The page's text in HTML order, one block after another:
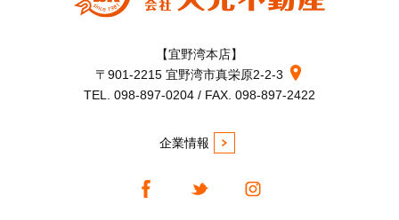
【宜野湾本店】
〒901-2215 宜野湾市真栄原2-2-3
TEL. 098-897-0204 / FAX. 098-897-2422
企業情報